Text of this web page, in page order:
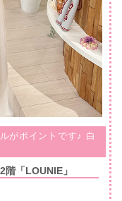
がポイントです♪ 白
「LOUNIE」